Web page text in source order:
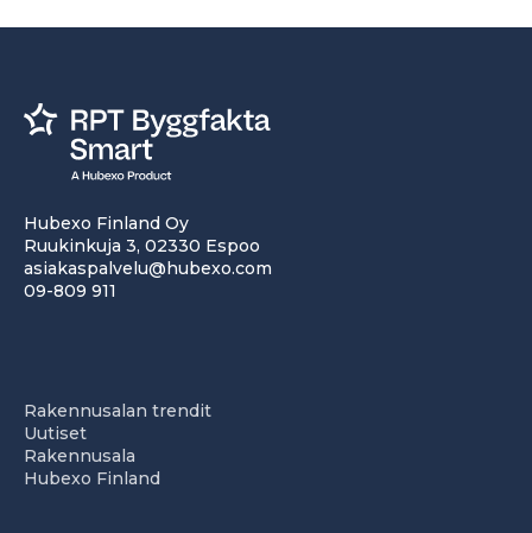
Hubexo Finland Oy
Ruukinkuja 3, 02330 Espoo
asiakaspalvelu@hubexo.com
09-809 911
Rakennusalan trendit
Uutiset
Rakennusala
Hubexo Finland